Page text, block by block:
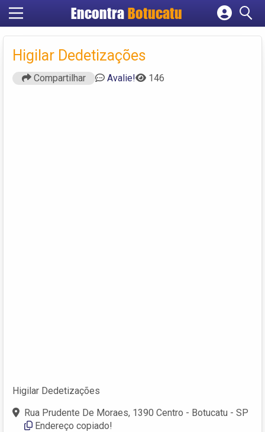
EncontraBotucatu
Cadastrar empresa
Fazer login
Criar conta
Higilar Dedetizações
Compartilhar Avalie! 146
Higilar Dedetizações
Rua Prudente De Moraes, 1390 Centro - Botucatu - SP
Endereço copiado!